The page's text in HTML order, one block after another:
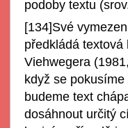
podoby textu
[134]Své
předkládá
Viehwegera
když se
budeme text
dosáhnout určitý